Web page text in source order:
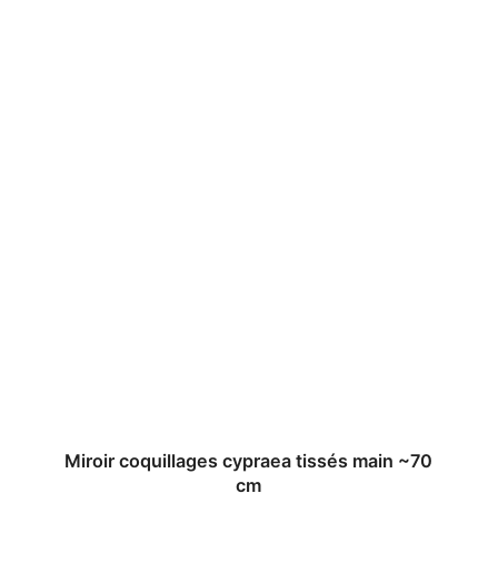
Miroir coquillages cypraea tissés main ~70
cm